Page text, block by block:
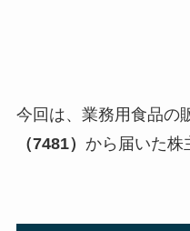
今回は、業務用食品の
（7481） から届いた株